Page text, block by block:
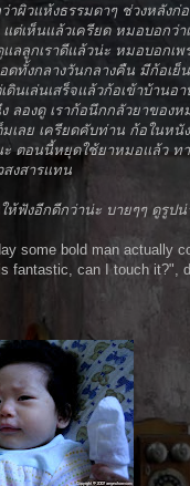
าผิวแห้งธรรมดาๆ ช่วงหลัง
เห็นแล้วเครียด หมอบอกว่า
ลลูกเราดีแล้วน่ะ หมอบอกเ
ดทั้งกลางวันกลางคืน มีก้อเ
เล่นเสร็จแล้วก้อเข้าบ้านอา
ลองดู เราก้อนึกกลัวยาของ
เลย เครียดคับท่าน ก้อในห
ตอนนี้หยุดใช้ยาหมอแล้ว ทา
สงสารแทน
ห้ฟังอีกดีกว่าน่ะ บายๆๆ ดูรูป
some bold man actually
fantastic, can I touch it?",